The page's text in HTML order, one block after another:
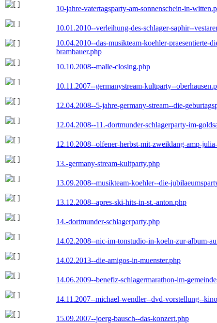
10-jahre-vatertagsparty-am-sonnenschein-in-
10.01.2010--verleihung-des-schlager-saphir--
10.04.2010--das-musikteam-koehler-praesentierte-
brambauer.php
10.10.2008--malle-closing.php
10.11.2007--germanystream-kultparty--
12.04.2008--5-jahre-germany-stream--die-
12.04.2008--11.-dortmunder-schlagerparty-im-
12.10.2008--olfener-herbst-mit-zweiklang-amp-
13.-germany-stream-kultparty.php
13.09.2008--musikteam-koehler--die-
13.12.2008--apres-ski-hits-in-st.-anton.php
14.-dortmunder-schlagerparty.php
14.02.2008--nic-im-tonstudio-in-koeln-zur-album-
14.02.2013--die-amigos-in-muenster.php
14.06.2009--benefiz-schlagermarathon-im-
14.11.2007--michael-wendler--dvd-vorstellung--
15.09.2007--joerg-bausch--das-konzert.php